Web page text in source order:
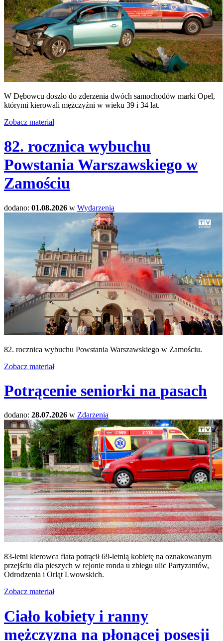
W Dębowcu doszło do zderzenia dwóch samochodów marki Opel,
którymi kierowali mężczyźni w wieku 39 i 34 lat.
Zobacz materiał
82. rocznica wybuchu
Powstania Warszawskiego w
Zamościu
dodano: 01.08.2026 w Wydarzenia
82. rocznica wybuchu Powstania Warszawskiego w Zamościu.
Zobacz materiał
Potrącenie seniorki na pasach
dodano: 28.07.2026 w Zdarzenia
83-letni kierowca fiata potrącił 69-letnią kobietę na oznakowanym
przejściu dla pieszych w rejonie ronda u zbiegu ulic Partyzantów,
Odrodzenia i Orląt Lwowskich.
Zobacz materiał
Ciało kobiety i ranny
mężczyzna na płonącej posesji